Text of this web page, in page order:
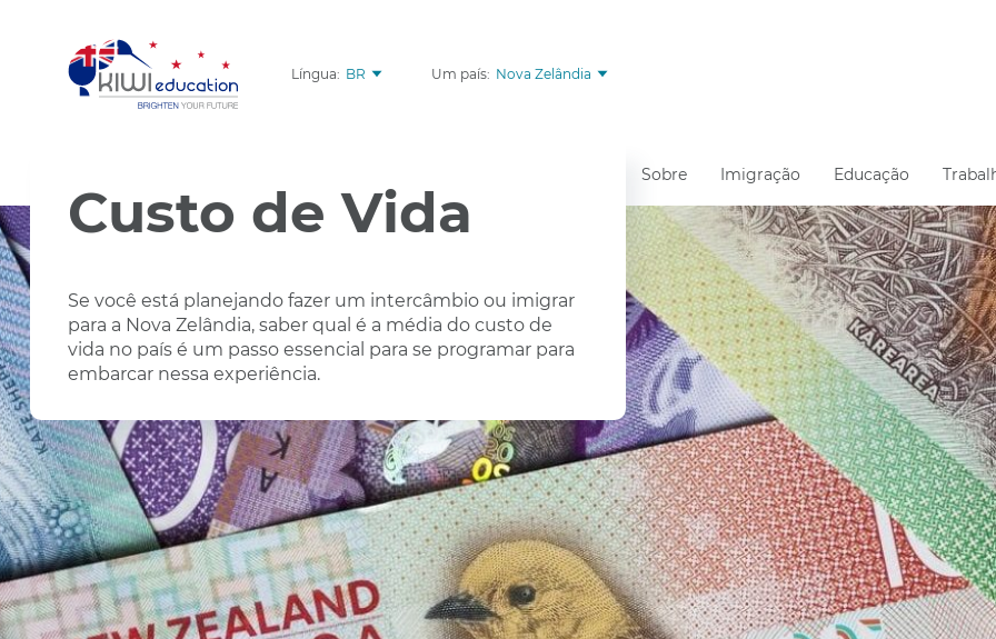
Língua: BR Um país: Nova Zelândia
Custo de Vida
Se você está planejando fazer um intercâmbio ou imigrar
para a Nova Zelândia, saber qual é a média do custo de
vida no país é um passo essencial para se programar para
embarcar nessa experiência.
Sobre Imigração Educação